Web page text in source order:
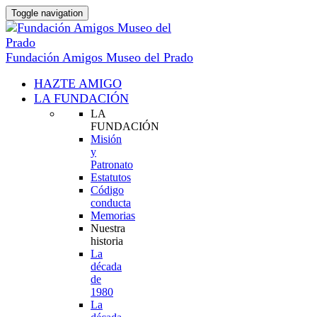
Toggle navigation
Fundación Amigos Museo del Prado
HAZTE AMIGO
LA FUNDACIÓN
LA
FUNDACIÓN
Misión
y
Patronato
Estatutos
Código
conducta
Memorias
Nuestra
historia
La
década
de
1980
La